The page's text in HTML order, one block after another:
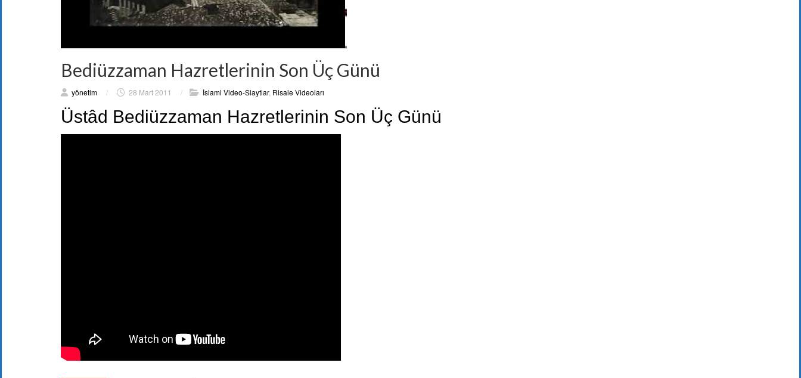
Bediüzzaman Hazretlerinin Son Üç Günü
yönetim / 28 Mart 2011 / İslami Video-Slaytlar, Risale Videoları
Üstâd Bediüzzaman Hazretlerinin Son Üç Günü